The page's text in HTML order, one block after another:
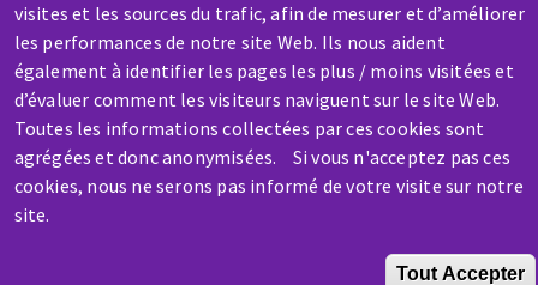
visites et les sources du trafic, afin de mesurer et d’améliorer
les performances de notre site Web. Ils nous aident
également à identifier les pages les plus / moins visitées et
d’évaluer comment les visiteurs naviguent sur le site Web.
Toutes les informations collectées par ces cookies sont
agrégées et donc anonymisées. Si vous n'acceptez pas ces
cookies, nous ne serons pas informé de votre visite sur notre
site.
Tout Accepter
Aller
au
contenu
principal